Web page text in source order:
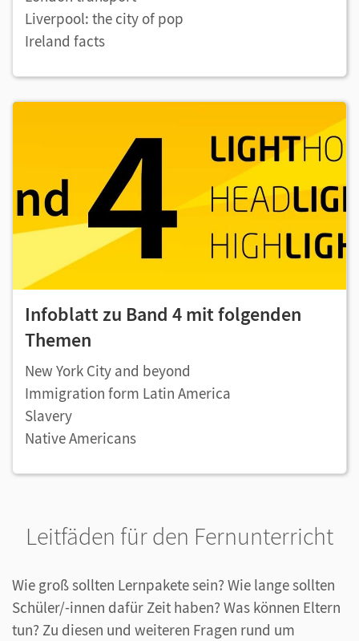
Liverpool: the city of pop
Ireland facts
Infoblatt zu Band 4 mit folgenden
Themen
New York City and beyond
Immigration form Latin America
Slavery
Native Americans
Leitfäden für den Fernunterricht
Wie groß sollten Lernpakete sein? Wie lange sollten
Schüler/-innen dafür Zeit haben? Was können Eltern
tun? Zu diesen und weiteren Fragen rund um